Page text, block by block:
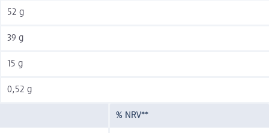
52 g
39 g
15 g
0,52 g
% NRV**